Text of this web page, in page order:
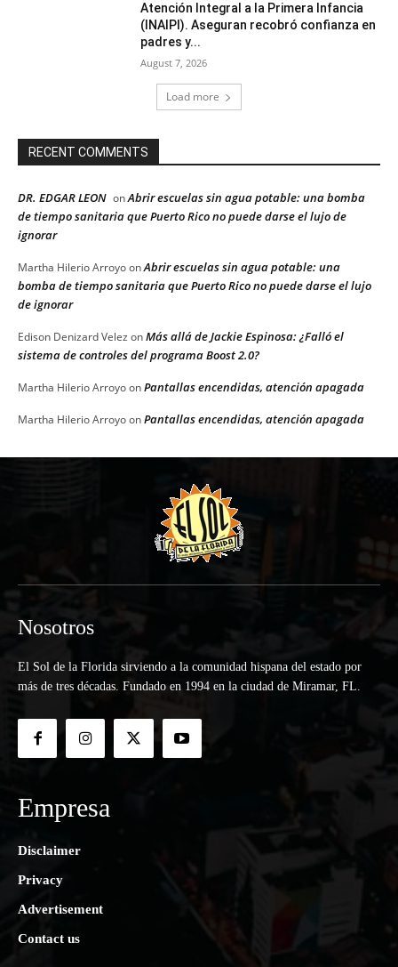
Atención Integral a la Primera Infancia
(INAIPI). Aseguran recobró confianza en
padres y...
August 7, 2026
Load more
RECENT COMMENTS
DR. EDGAR LEON onAbrir escuelas sin agua potable: una bomba
de tiempo sanitaria que Puerto Rico no puede darse el lujo de
ignorar
Martha Hilerio ArroyoonAbrir escuelas sin agua potable: una
bomba de tiempo sanitaria que Puerto Rico no puede darse el lujo
de ignorar
Edison Denizard Velez onMás allá de Jackie Espinosa: ¿Falló el
sistema de controles del programa Boost 2.0?
Martha Hilerio ArroyoonPantallas encendidas, atención apagada
Martha Hilerio ArroyoonPantallas encendidas, atención apagada
Nosotros
El Sol de la Florida sirviendo a la comunidad hispana del estado por
más de tres décadas. Fundado en 1994 en la ciudad de Miramar, FL.
Empresa
Disclaimer
Privacy
Advertisement
Contact us